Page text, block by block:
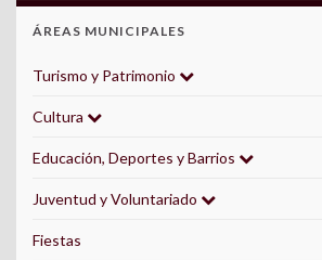
ÁREAS MUNICIPALES
Turismo y Patrimonio
Cultura
Educación, Deportes y Barrios
Juventud y Voluntariado
Fiestas